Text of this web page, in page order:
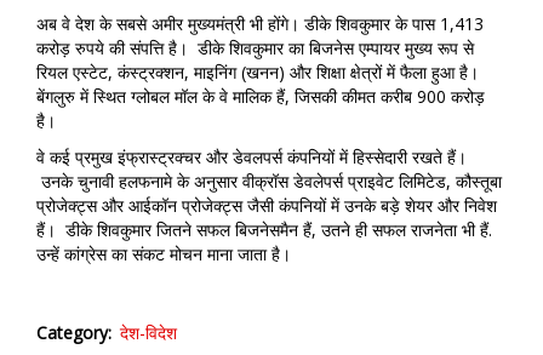
अब वे देश के सबसे अमीर मुख्यमंत्री भी होंगे। डीके शिवकुमार के पास 1,413
करोड़ रुपये की संपत्ति है। डीके शिवकुमार का बिजनेस एम्पायर मुख्य रूप से
रियल एस्टेट, कंस्ट्रक्शन, माइनिंग (खनन) और शिक्षा क्षेत्रों में फैला हुआ है।
बेंगलुरु में स्थित ग्लोबल मॉल के वे मालिक हैं, जिसकी कीमत करीब 900 करोड़
है।
वे कई प्रमुख इंफ्रास्ट्रक्चर और डेवलपर्स कंपनियों में हिस्सेदारी रखते हैं।
उनके चुनावी हलफनामे के अनुसार वीक्रॉस डेवलेपर्स प्राइवेट लिमिटेड, कौस्तूबा
प्रोजेक्ट्स और आईकॉन प्रोजेक्ट्स जैसी कंपनियों में उनके बड़े शेयर और निवेश
हैं। डीके शिवकुमार जितने सफल बिजनेसमैन हैं, उतने ही सफल राजनेता भी हैं.
उन्हें कांग्रेस का संकट मोचन माना जाता है।
Category देश-विदेश